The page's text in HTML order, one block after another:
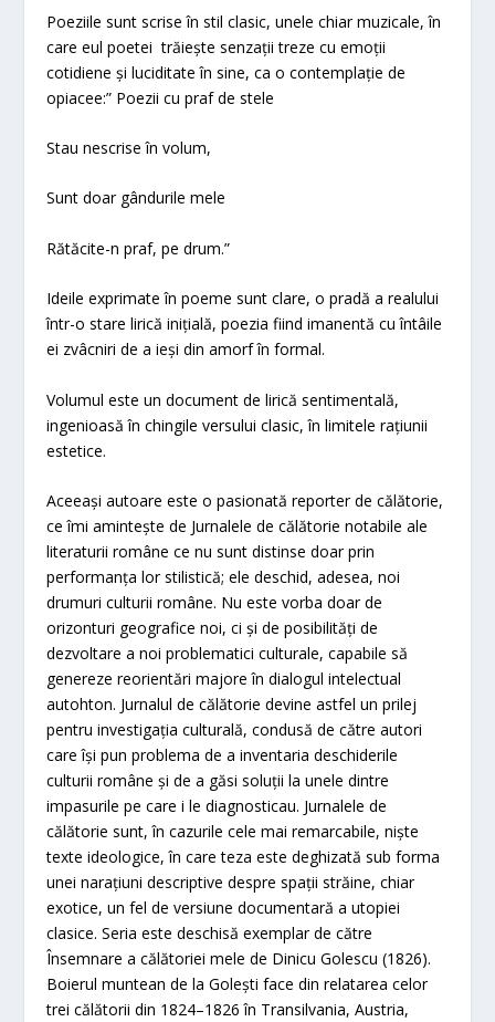
Poeziile sunt scrise în stil clasic, unele chiar muzicale, în
care eul poetei trăiește senzații treze cu emoții
cotidiene și luciditate în sine, ca o contemplație de
opiacee:” Poezii cu praf de stele
Stau nescrise în volum,
Sunt doar gândurile mele
Rătăcite-n praf, pe drum.”
Ideile exprimate în poeme sunt clare, o pradă a realului
într-o stare lirică inițială, poezia fiind imanentă cu întâile
ei zvâcniri de a ieși din amorf în formal.
Volumul este un document de lirică sentimentală,
ingenioasă în chingile versului clasic, în limitele rațiunii
estetice.
Aceeași autoare este o pasionată reporter de călătorie,
ce îmi amintește de Jurnalele de călătorie notabile ale
literaturii române ce nu sunt distinse doar prin
performanța lor stilistică; ele deschid, adesea, noi
drumuri culturii române. Nu este vorba doar de
orizonturi geografice noi, ci și de posibilități de
dezvoltare a noi problematici culturale, capabile să
genereze reorientări majore în dialogul intelectual
autohton. Jurnalul de călătorie devine astfel un prilej
pentru investigația culturală, condusă de către autori
care își pun problema de a inventaria deschiderile
culturii române și de a găsi soluții la unele dintre
impasurile pe care i le diagnosticau. Jurnalele de
călătorie sunt, în cazurile cele mai remarcabile, niște
texte ideologice, în care teza este deghizată sub forma
unei narațiuni descriptive despre spații străine, chiar
exotice, un fel de versiune documentară a utopiei
clasice. Seria este deschisă exemplar de către
Însemnare a călătoriei mele de Dinicu Golescu (1826).
Boierul muntean de la Golești face din relatarea celor
trei călătorii din 1824–1826 în Transilvania, Austria,